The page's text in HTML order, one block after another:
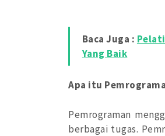
Baca Juga :
Yang Baik
Apa itu
Pemrograman
berbagai tugas.